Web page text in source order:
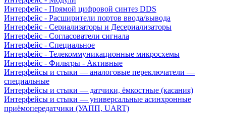
Интерфейс - Прямой цифровой синтез DDS
Интерфейс - Расширители портов ввода/вывода
Интерфейс - Сериализаторы и Десериализаторы
Интерфейс - Согласователи сигнала
Интерфейс - Специальное
Интерфейс - Телекоммуникационные микросхемы
Интерфейс - Фильтры - Активные
Интерфейсы и стыки — аналоговые переключатели —
специальные
Интерфейсы и стыки — датчики, ёмкостные (касания)
Интерфейсы и стыки — универсальные асинхронные
приёмопередатчики (УАПП, UART)